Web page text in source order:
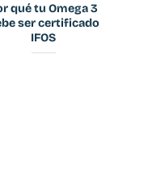
qué tu Omega 3
ser certificado
IFOS